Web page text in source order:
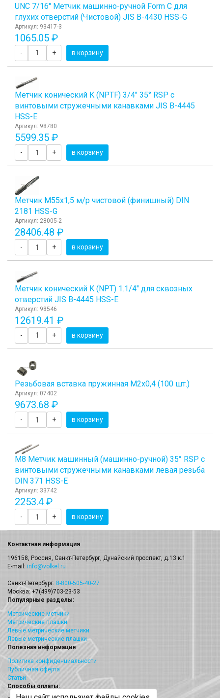
UNC 7/16" Метчик машинно-ручной Form C для
глухих отверстий (Чистовой) JIS B-4430 HSS-G
Артикул: 93417-3
1065.05 ₽
- + в корзину
Метчик конический K (NPTF) 3/4" 35° RSP с
винтовыми стружечными канавками JIS B-4445
HSS-E
Артикул: 98780
5599.35 ₽
- + в корзину
Метчик М55x1,5 м/р чистовой (финишный) DIN
2181 HSS-G
Артикул: 28005-2
28406.48 ₽
- + в корзину
Метчик конический K (NPT) 1.1/4" для сквозных
отверстий JIS B-4445 HSS-E
Артикул: 98546
12619.41 ₽
- + в корзину
Резьбовая вставка пружинная M2x0,4 (100 шт.)
Артикул: 07402
9673.68 ₽
- + в корзину
М8 Метчик машинный (машинно-ручной) 35° RSP с
винтовыми стружечными канавками левая резьба
DIN 371 HSS-E
Артикул: 33742
2253.4 ₽
- + в корзину
Контактная информация
196158, Россия, Санкт-Петербург, Дунайский проспект, д.13 к.1
E-mail: info@volkel.ru
Санкт-Петербург: 8-800-505-40-27
Москва: +7(499)703-23-53
Популярные разделы:
Метрические метчики
Метрические плашки
Левые метрические метчики
Левые метрические плашки
Полезная информация
Политика конфиденциальности
Публичная оферта
Статьи
Способы оплаты: